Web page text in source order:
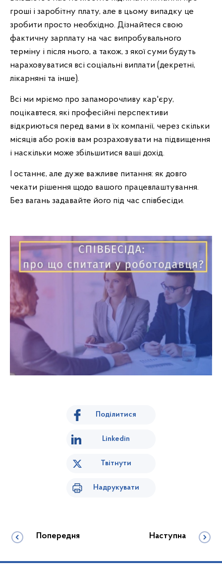
гроші і заробітну плату, але в цьому випадку це
зробити просто необхідно. Дізнайтеся свою
фактичну зарплату на час випробувального
терміну і після нього, а також, з якої суми будуть
нараховуватися всі соціальні виплати (декретні,
лікарняні та інше).
Всі ми мріємо про запаморочливу кар'єру,
поцікавтеся, які професійні перспективи
відкриються перед вами в їх компанії, через скільки
місяців або років вам розраховувати на підвищення
і наскільки може збільшитися ваші дохід.
І останнє, але дуже важливе питання: як довго
чекати рішення щодо вашого працевлаштування.
Без вагань задавайте його під час співбесіди.
Поділитися
Linkedin
Твітнути
Надрукувати
Попередня Наступна